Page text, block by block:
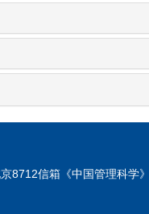
京8712信箱《中国管理科